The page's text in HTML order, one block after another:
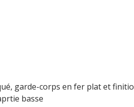
garde-corps en fer plat et
basse